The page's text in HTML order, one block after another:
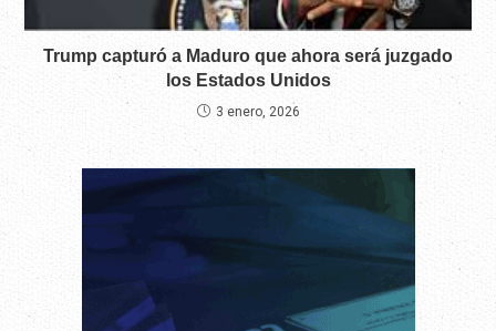
Trump capturó a Maduro que ahora será juzgado
los Estados Unidos
3 enero, 2026